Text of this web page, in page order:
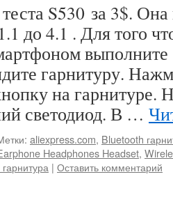
S530 за 3$.
до 4.1 . Для того
гарнитуру.
на гарнитуре.
светодиод. В …
aliexpress.com, Bluetooth
Headphones Headset,
| Оставить комментарий